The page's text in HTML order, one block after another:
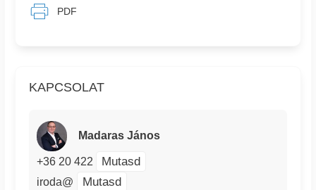
KAPCSOLAT
Madaras János
+36 20 422 Mutasd
iroda@ Mutasd
PDF